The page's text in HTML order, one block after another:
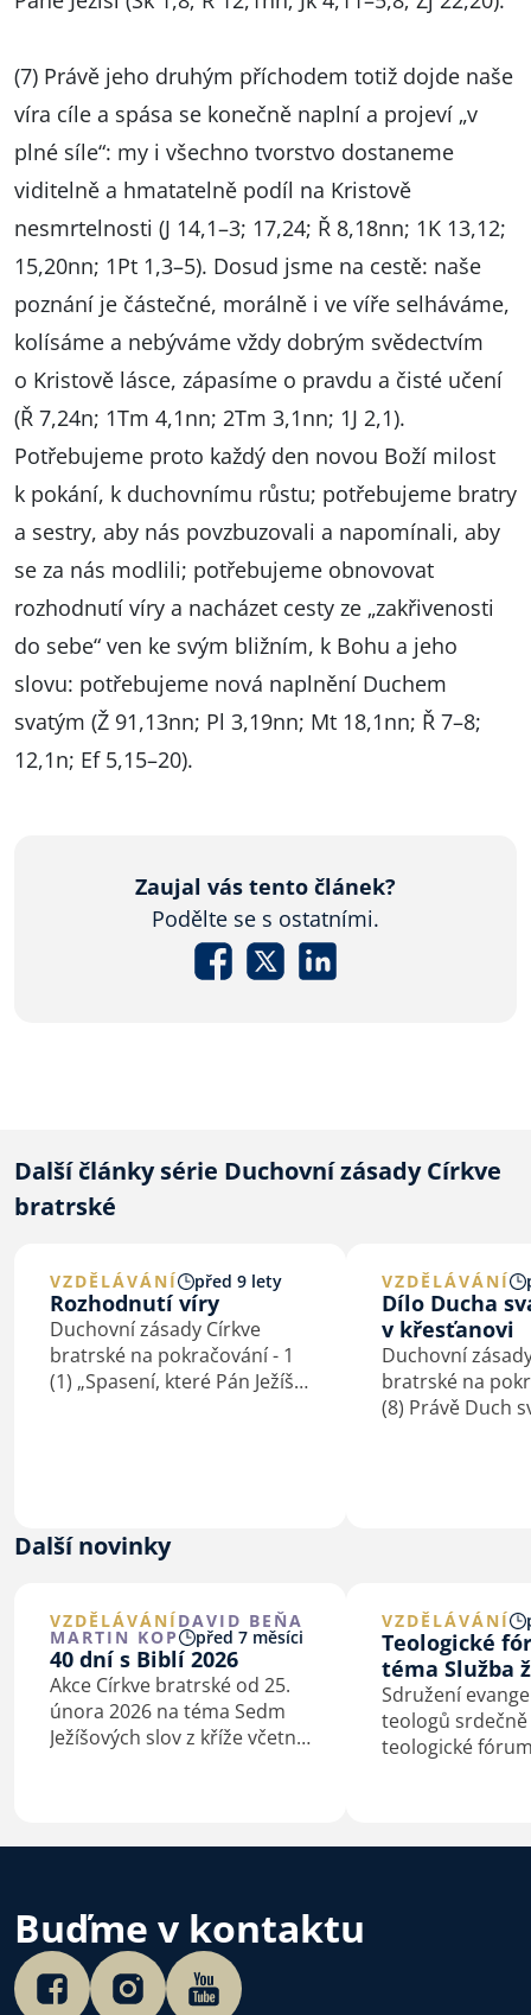
(7) Právě jeho druhým příchodem totiž dojde naše
víra cíle a spása se konečně naplní a projeví „v
plné síle“: my i všechno tvorstvo dostaneme
viditelně a hmatatelně podíl na Kristově
nesmrtelnosti (J 14,1–3; 17,24; Ř 8,18nn; 1K 13,12;
15,20nn; 1Pt 1,3–5). Dosud jsme na cestě: naše
poznání je částečné, morálně i ve víře selháváme,
kolísáme a nebýváme vždy dobrým svědectvím
o Kristově lásce, zápasíme o pravdu a čisté učení
(Ř 7,24n; 1Tm 4,1nn; 2Tm 3,1nn; 1J 2,1).
Potřebujeme proto každý den novou Boží milost
k pokání, k duchovnímu růstu; potřebujeme bratry
a sestry, aby nás povzbuzovali a napomínali, aby
se za nás modlili; potřebujeme obnovovat
rozhodnutí víry a nacházet cesty ze „zakřivenosti
do sebe“ ven ke svým bližním, k Bohu a jeho
slovu: potřebujeme nová naplnění Duchem
svatým (Ž 91,13nn; Pl 3,19nn; Mt 18,1nn; Ř 7–8;
12,1n; Ef 5,15–20).
Zaujal vás tento článek?
Podělte se s ostatními.
Další články série Duchovní zásady Církve
bratrské
VZDĚLÁVÁNÍ před 9 lety
Rozhodnutí víry
Duchovní zásady Církve
bratrské na pokračování - 1
(1) „Spasení, které Pán Ježíš
rozhodnouti, jakmile…
VZDĚLÁVÁNÍ
Dílo Ducha
v křesťanovi
Duchovní
bratrské na
(8) Právě Duch
Další novinky
VZDĚLÁVÁNÍ DAVID BEŇA
MARTIN KOP před 7 měsíci
40 dní s Biblí 2026
Akce Církve bratrské od 25.
února 2026 na téma Sedm
Ježíšových slov z kříže včetně
VZDĚLÁVÁNÍ
Teologické
téma Služba
Sdružení
teologů srdečně
teologické
Buďme v kontaktu